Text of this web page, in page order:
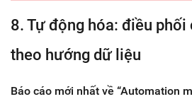
8. Tự động hóa: điều phối
theo hướng dữ liệu
Báo cáo mới nhất về “Automation